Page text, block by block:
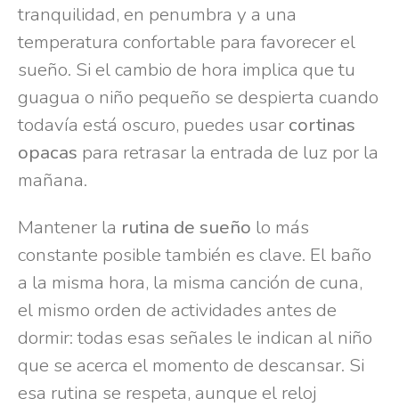
tranquilidad, en penumbra y a una
temperatura confortable para favorecer el
sueño. Si el cambio de hora implica que tu
guagua o niño pequeño se despierta cuando
todavía está oscuro, puedes usar cortinas
opacas para retrasar la entrada de luz por la
mañana.
Mantener la rutina de sueño lo más
constante posible también es clave. El baño
a la misma hora, la misma canción de cuna,
el mismo orden de actividades antes de
dormir: todas esas señales le indican al niño
que se acerca el momento de descansar. Si
esa rutina se respeta, aunque el reloj